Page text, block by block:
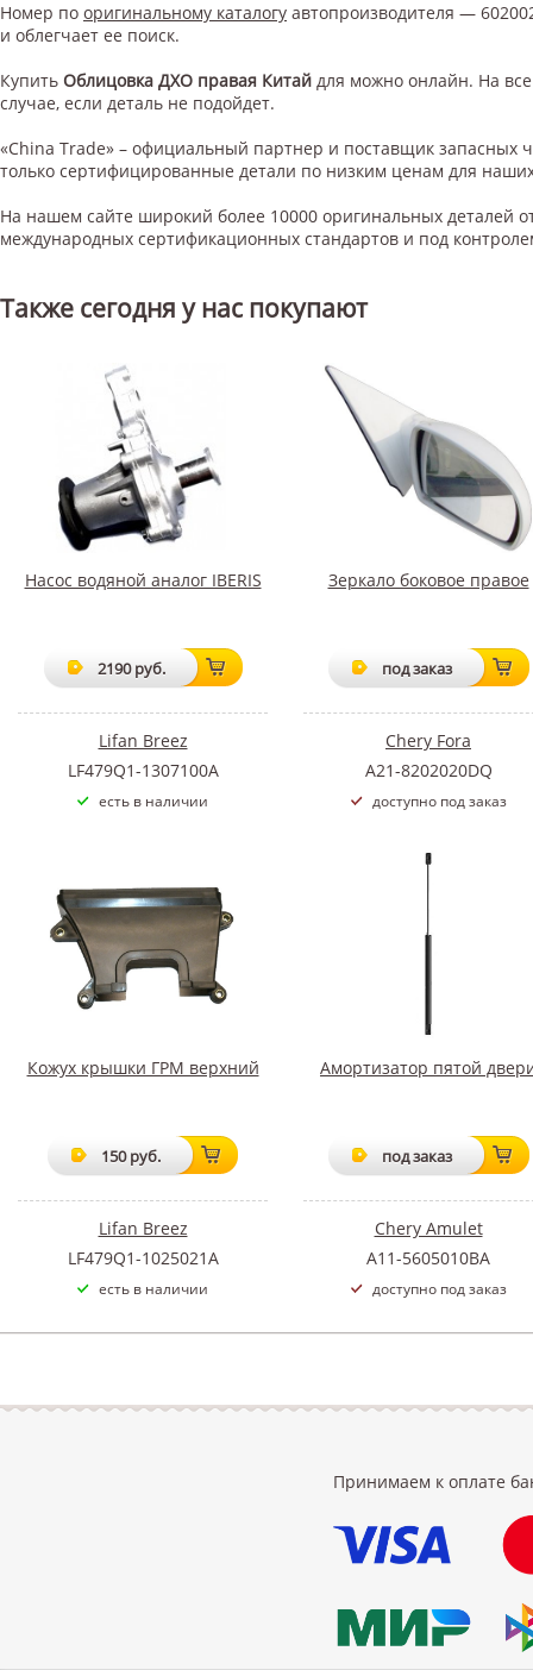
Номер по оригинальному каталогу автопроизводителя —
и облегчает ее поиск.
Купить Облицовка ДХО правая Китай для можно онлайн. На
случае, если деталь не подойдет.
«China Trade» – официальный партнер и поставщик запасных
только сертифицированные детали по низким ценам для
На нашем сайте широкий более 10000 оригинальных деталей
международных сертификационных стандартов и под
Также сегодня у нас покупают
Насос водяной аналог IBERIS
2190 руб.
Lifan Breez
LF479Q1-1307100A
есть в наличии
Зеркало боковое правое
под заказ
Chery Fora
A21-8202020DQ
доступно под заказ
Кожух крышки ГРМ верхний
150 руб.
Lifan Breez
LF479Q1-1025021A
есть в наличии
Амортизатор пятой
под заказ
Chery Amulet
A11-5605010BA
доступно под заказ
Принимаем к оплате